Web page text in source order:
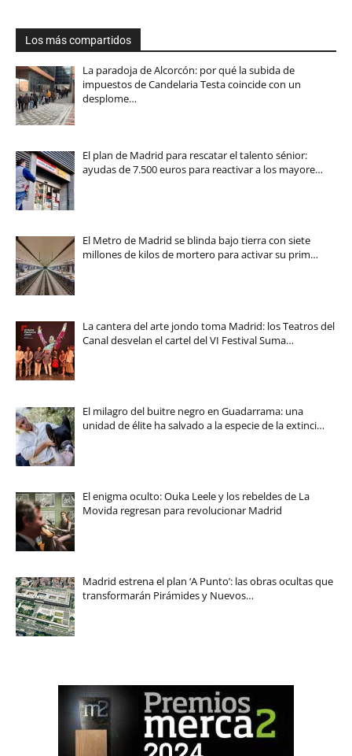
Los más compartidos
La paradoja de Alcorcón: por qué la subida de
impuestos de Candelaria Testa coincide con un
desplome…
El plan de Madrid para rescatar el talento sénior:
ayudas de 7.500 euros para reactivar a los mayore…
El Metro de Madrid se blinda bajo tierra con siete
millones de kilos de mortero para activar su prim…
La cantera del arte jondo toma Madrid: los Teatros del
Canal desvelan el cartel del VI Festival Suma…
El milagro del buitre negro en Guadarrama: una
unidad de élite ha salvado a la especie de la extinci…
El enigma oculto: Ouka Leele y los rebeldes de La
Movida regresan para revolucionar Madrid
Madrid estrena el plan ‘A Punto’: las obras ocultas que
transformarán Pirámides y Nuevos…